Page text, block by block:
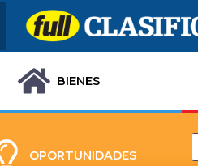
BIENES
OPORTUNIDADES